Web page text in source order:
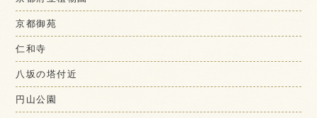
京都御苑
仁和寺
八坂の塔付近
円山公園